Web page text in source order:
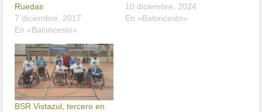
Ruedas
7 diciembre, 2017
En «Baloncesto»
10 diciembre, 2024
En «Baloncesto»
BSR Vistazul, tercero en